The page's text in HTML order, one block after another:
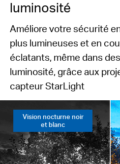
luminosité
Améliore votre sécurité
plus lumineuses et en
éclatants, même dans
luminosité, grâce aux
capteur StarLight
Vision nocturne noir
et blanc